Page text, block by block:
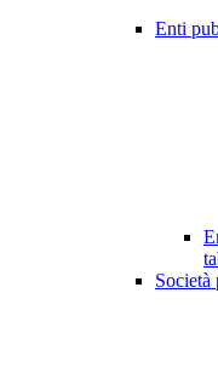
Enti
Società